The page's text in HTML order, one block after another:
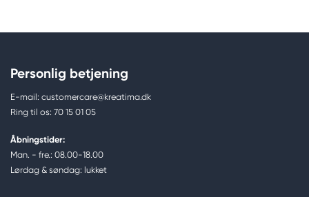
Personlig betjening
E-mail: customercare@kreatima.dk
Ring til os: 70 15 01 05
Åbningstider:
Man. - fre.: 08.00-18.00
Lørdag & søndag: lukket